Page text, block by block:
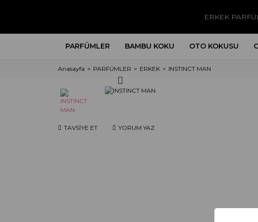
ERKEK
PARFÜMLER BAMBU KOKU OTO KOKUSU
Anasayfa PARFÜMLER ERKEK INSTINCT MAN
TAVSİYE ET YORUM YAZ